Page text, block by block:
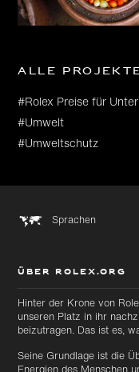
Alle
#Rolex Preise für
#Umwelt
#Umweltschutz
Sprachen
ÜBER ROLEX.ORG
Hinter der Krone von
unseren Platz in ihr
beizutragen. Das ist es,
Seine Grundlage ist die
Energien des Menschen